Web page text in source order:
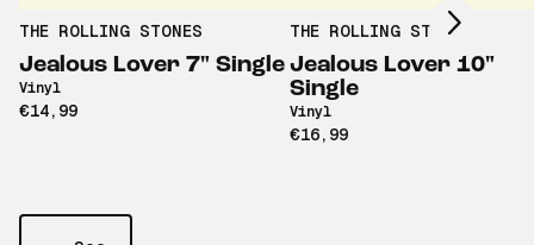
THE ROLLING STONES
Jealous Lover 7" Single
Vinyl
€14,99
THE ROLLING STONES
Jealous Lover 10"
Single
Vinyl
€16,99